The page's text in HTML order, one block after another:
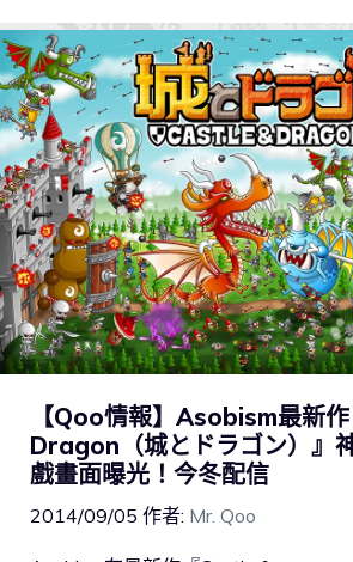
【Qoo情報】Asobism最新
Dragon（城とドラゴン）』
戲畫面曝光！今冬配信
2014/09/05 作者: Mr. Qoo